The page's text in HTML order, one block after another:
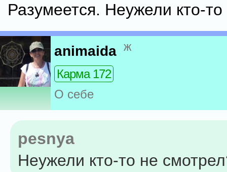
Разумеется. Неужели кто-
animaida ж
Карма 172
О себе
pesnya
Неужели кто-то не